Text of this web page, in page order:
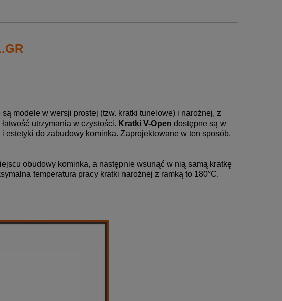
są modele w wersji prostej (tzw. kratki tunelowe) i narożnej, z
utrzymania w czystości. Kratki V-Open dostępne są w
estetyki do zabudowy kominka. Zaprojektowane w ten sposób,
obudowy kominka, a następnie wsunąć w nią samą kratkę
temperatura pracy kratki narożnej z ramką to 180°C.